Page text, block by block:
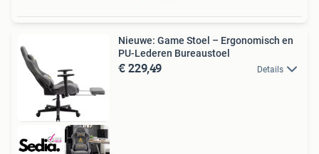
Nieuwe: Game Stoel – Ergonomisch en
PU-Lederen Bureaustoel
€ 229,49 Details